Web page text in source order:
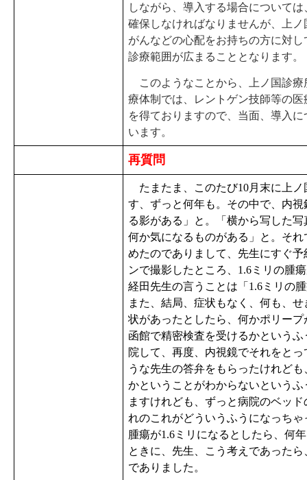
しながら、導入する場合について
確保しなければなりませんが、上
がんなどの心配をお持ちの方に対
診療範囲が広まることとなります。
このようなことから、上ノ国診療
療体制では、レントゲン技師等の
を得ておりますので、当面、導入
います。
再質問
たまたま、このたび10月末に上ノ
す、ずっと何年も。その中で、内
る影がある」と。「横から写した
何か気になるものがある」と。そ
めたのでありまして、先生にすぐ
ンで撮影したところ、1.6ミリの腫
経田先生の言うことは「1.6ミリの
また、結局、症状もなく、何も、
状があったとしたら、何かポリー
函館で精密検査を受けるかという
院して、再度、内視鏡でそれをと
うな先生の答弁をもらったけれど
かということがわからないという
ますけれども、ずっと病院のベッ
れのこれがどういうふうになっち
腫瘍が1.6ミリになるとしたら、何
ときに、先生、こう考えであった
でありました。